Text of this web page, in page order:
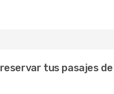
tus pasajes